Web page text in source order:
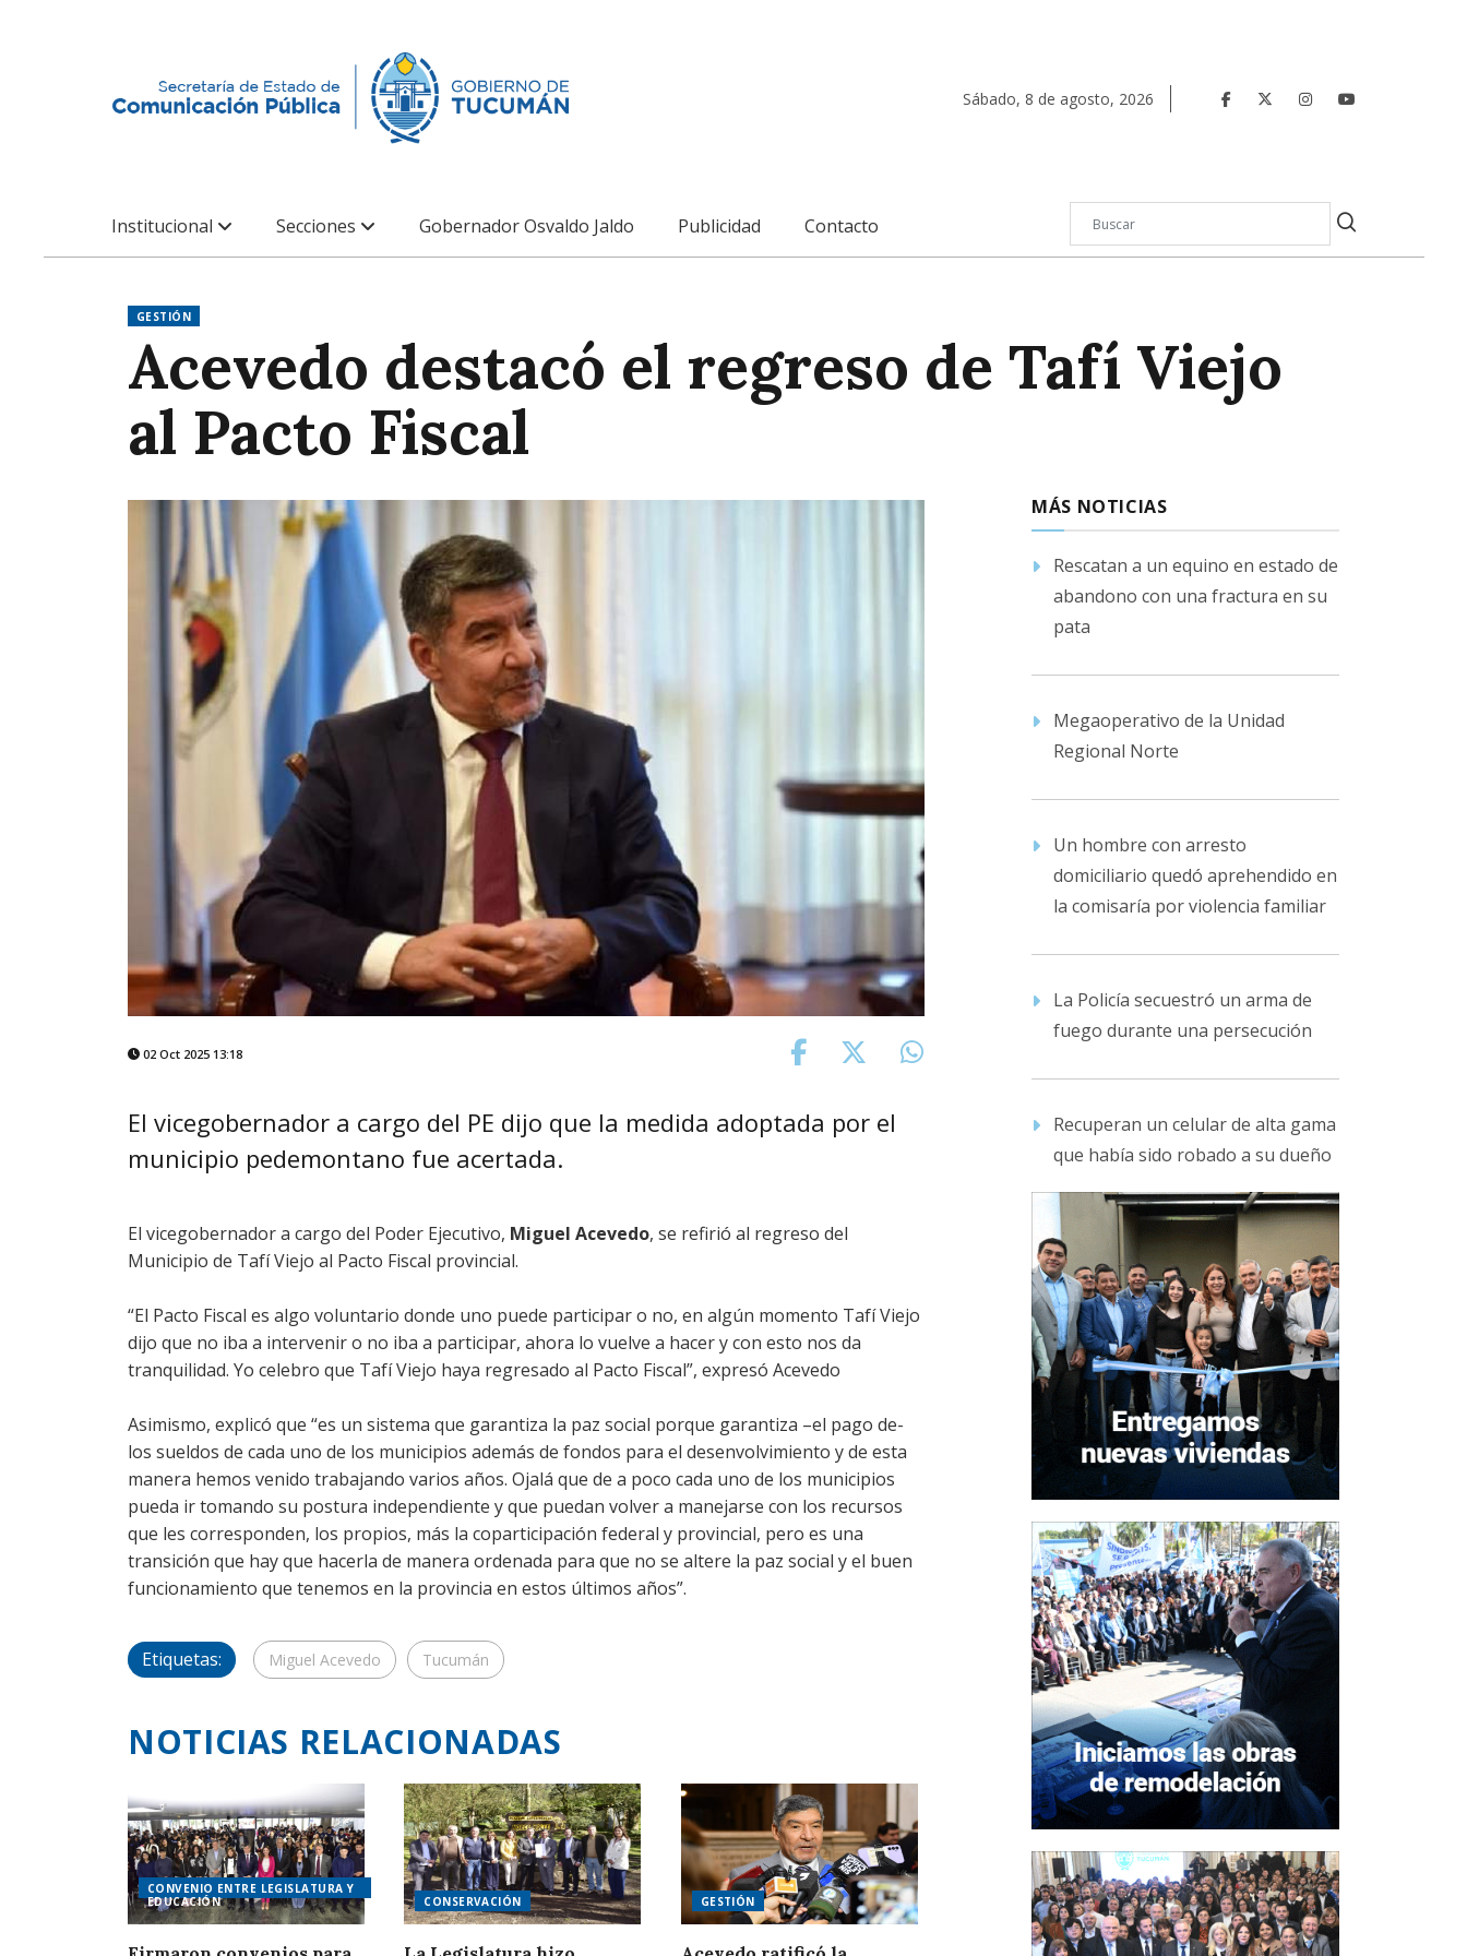
Sábado, 8 de agosto, 2026
Institucional Secciones Gobernador Osvaldo Jaldo Publicidad Contacto
GESTIÓN
Acevedo destacó el regreso de Tafí Viejo
al Pacto Fiscal
02 Oct 2025 13:18
El vicegobernador a cargo del PE dijo que la medida adoptada por el
municipio pedemontano fue acertada.
El vicegobernador a cargo del Poder Ejecutivo, Miguel Acevedo, se refirió al regreso del
Municipio de Tafí Viejo al Pacto Fiscal provincial.
“El Pacto Fiscal es algo voluntario donde uno puede participar o no, en algún momento Tafí Viejo
dijo que no iba a intervenir o no iba a participar, ahora lo vuelve a hacer y con esto nos da
tranquilidad. Yo celebro que Tafí Viejo haya regresado al Pacto Fiscal”, expresó Acevedo
Asimismo, explicó que “es un sistema que garantiza la paz social porque garantiza –el pago de-
los sueldos de cada uno de los municipios además de fondos para el desenvolvimiento y de esta
manera hemos venido trabajando varios años. Ojalá que de a poco cada uno de los municipios
pueda ir tomando su postura independiente y que puedan volver a manejarse con los recursos
que les corresponden, los propios, más la coparticipación federal y provincial, pero es una
transición que hay que hacerla de manera ordenada para que no se altere la paz social y el buen
funcionamiento que tenemos en la provincia en estos últimos años”.
Etiquetas: Miguel Acevedo Tucumán
NOTICIAS RELACIONADAS
CONVENIO ENTRE LEGISLATURA Y
EDUCACIÓN
CONSERVACIÓN GESTIÓN
MÁS NOTICIAS
Rescatan a un equino en estado de
abandono con una fractura en su
pata
Megaoperativo de la Unidad
Regional Norte
Un hombre con arresto
domiciliario quedó aprehendido en
la comisaría por violencia familiar
La Policía secuestró un arma de
fuego durante una persecución
Recuperan un celular de alta gama
que había sido robado a su dueño